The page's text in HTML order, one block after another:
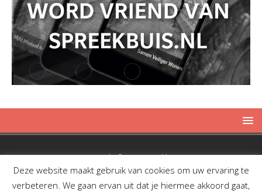
Copyright © 2019 Spreekbuis
Deze website maakt gebruik van cookies om uw ervaring te
verbeteren. We gaan ervan uit dat je hiermee akkoord gaat,